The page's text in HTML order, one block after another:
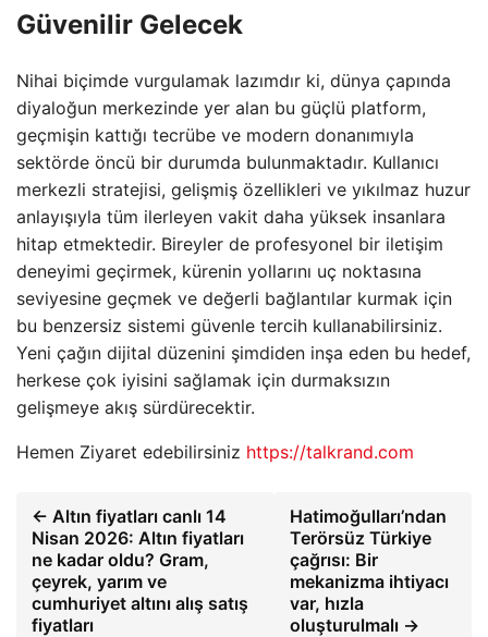
Güvenilir Gelecek
Nihai biçimde vurgulamak lazımdır ki, dünya çapında
diyaloğun merkezinde yer alan bu güçlü platform,
geçmişin kattığı tecrübe ve modern donanımıyla
sektörde öncü bir durumda bulunmaktadır. Kullanıcı
merkezli stratejisi, gelişmiş özellikleri ve yıkılmaz huzur
anlayışıyla tüm ilerleyen vakit daha yüksek insanlara
hitap etmektedir. Bireyler de profesyonel bir iletişim
deneyimi geçirmek, kürenin yollarını uç noktasına
seviyesine geçmek ve değerli bağlantılar kurmak için
bu benzersiz sistemi güvenle tercih kullanabilirsiniz.
Yeni çağın dijital düzenini şimdiden inşa eden bu hedef,
herkese çok iyisini sağlamak için durmaksızın
gelişmeye akış sürdürecektir.
Hemen Ziyaret edebilirsiniz https://talkrand.com
← Altın fiyatları canlı 14
Nisan 2026: Altın fiyatları
ne kadar oldu? Gram,
çeyrek, yarım ve
cumhuriyet altını alış satış
fiyatları
Hatimoğulları’ndan
Terörsüz Türkiye
çağrısı: Bir
mekanizma ihtiyacı
var, hızla
oluşturulmalı →